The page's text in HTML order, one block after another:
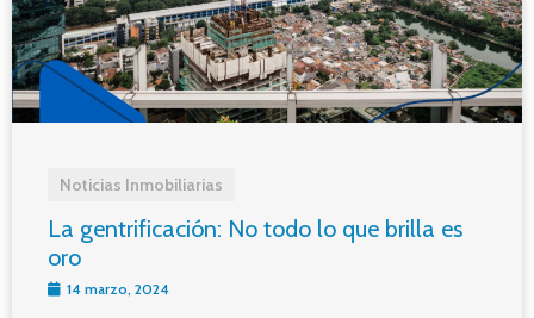
Noticias Inmobiliarias
La gentrificación: No todo lo que brilla es
oro
14 marzo, 2024